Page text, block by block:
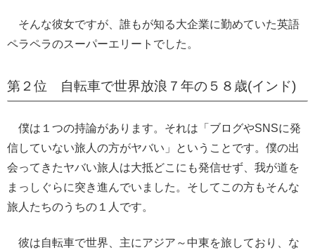
そんな彼女ですが、誰もが知る大企業に勤めていた英語
ペラペラのスーパーエリートでした。
第２位 自転車で世界放浪７年の５８歳(インド)
僕は１つの持論があります。それは「ブログやSNSに発
信していない旅人の方がヤバい」ということです。僕の出
会ってきたヤバい旅人は大抵どこにも発信せず、我が道を
まっしぐらに突き進んでいました。そしてこの方もそんな
旅人たちのうちの１人です。
彼は自転車で世界、主にアジア～中東を旅しており、な